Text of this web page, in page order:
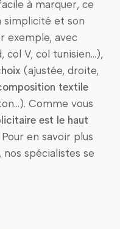
à marquer, ce
simplicité et son
exemple, avec
col V, col tunisien…),
(ajustée, droite,
textile
Comme vous
est le haut
Pour en savoir plus
spécialistes se